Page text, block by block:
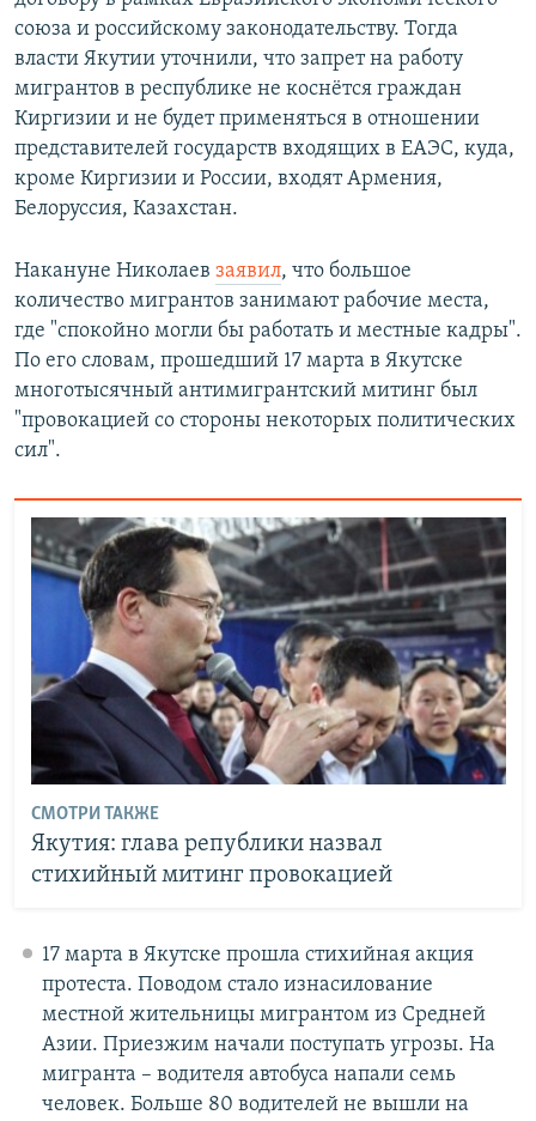
союза и российскому законодательству. Тогда
власти Якутии уточнили, что запрет на работу
мигрантов в республике не коснётся граждан
Киргизии и не будет применяться в отношении
представителей государств входящих в ЕАЭС, куда,
кроме Киргизии и России, входят Армения,
Белоруссия, Казахстан.
Накануне Николаев заявил, что большое
количество мигрантов занимают рабочие места,
где "спокойно могли бы работать и местные кадры".
По его словам, прошедший 17 марта в Якутске
многотысячный антимигрантский митинг был
"провокацией со стороны некоторых политических
сил".
СМОТРИ ТАКЖЕ
Якутия: глава републики назвал
стихийный митинг провокацией
​17 марта в Якутске прошла стихийная акция
протеста. Поводом стало изнасилование
местной жительницы мигрантом из Средней
Азии. Приезжим начали поступать угрозы. На
мигранта – водителя автобуса напали семь
человек. Больше 80 водителей не вышли на